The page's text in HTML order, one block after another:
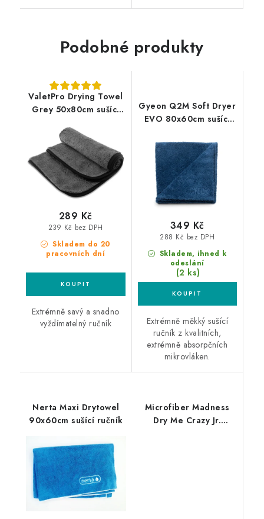
Podobné produkty
ValetPro Drying Towel
Grey 50x80cm sušící
Skladem do 20
pracovních dní
239 Kč bez DPH
289 Kč
Extrémně savý a snadno
vyždímatelný ručník
Gyeon Q2M Soft Dryer
EVO 80x60cm sušící
Skladem, ihned k
odeslání
(2 ks)
288 Kč bez DPH
349 Kč
Extrémně měkký sušící
ručník z kvalitních,
extrémně absorpčních
mikrovláken.
Nerta Maxi Drytowel
90x60cm sušící ručník
Microfiber Madness
Dry Me Crazy Jr.